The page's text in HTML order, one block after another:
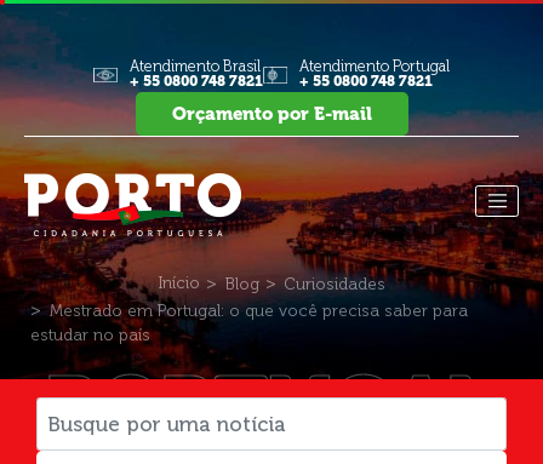
Atendimento Brasil
+ 55 0800 748 7821
Atendimento Portugal
+ 55 0800 748 7821
Orçamento por E-mail
Início Blog
Curiosidades
Mestrado em Portugal: o que você precisa saber para
estudar no país
PORTUGAL